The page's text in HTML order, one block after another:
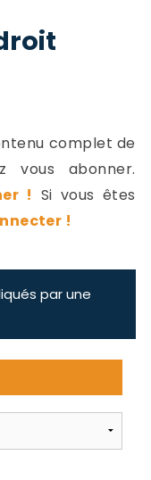
Droit privé ---
aux actualités
complet de
vous abonner.
! Si vous êtes
!
par une